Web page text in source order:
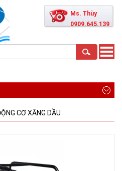
Ms. Thùy
0909.645.139
Toggle
CƠ XĂNG DẦU